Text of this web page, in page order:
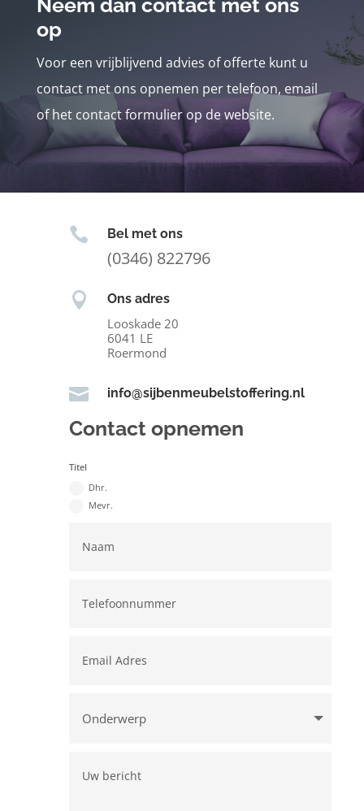
op
Voor een vrijblijvend advies of offerte kunt u
contact met ons opnemen per telefoon, email
of het contact formulier op de website.
 Bel met ons
(0346) 822796
 Ons adres
Looskade 20
6041 LE
Roermond
 info@sijbenmeubelstoffering.nl
Contact opnemen
Titel
Dhr.
Mevr.